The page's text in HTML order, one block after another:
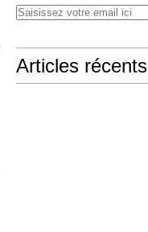
Articles récents